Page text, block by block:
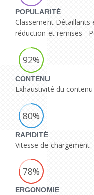
POPULARITÉ
Classement Détaillants
réduction et remises -
92%
CONTENU
Exhaustivité du contenu
80%
RAPIDITÉ
Vitesse de chargement
78%
ERGONOMIE